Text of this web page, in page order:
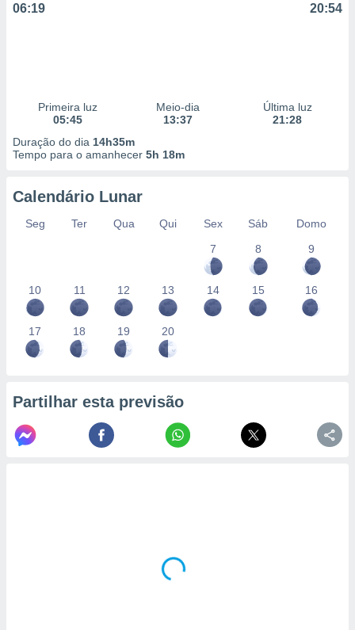
06:19 20:54
Primeira luz
05:45
Meio-dia
13:37
Última luz
21:28
Duração do dia 14h35m
Tempo para o amanhecer 5h 18m
Calendário Lunar
Seg Ter Qua Qui Sex Sáb
Domo
7
8 9
10 11 12 13 14 15 16
17 18 19 20
Partilhar esta previsão